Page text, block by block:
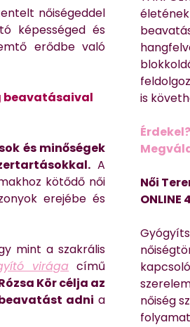
nőiségeddel
képességed és
erődbe való
beavatásaival
és minőségek
A
kötődő női
erejébe és
mint a szakrális
virága című
Kör célja az
adni a
életének
is
Női
nőiség